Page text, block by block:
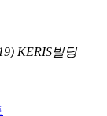
KERIS빌딩